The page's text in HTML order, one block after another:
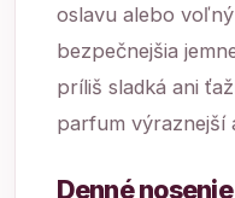
oslavu alebo
bezpečnejšia
príliš sladká ani
parfum výraznejší
Denné nosenie